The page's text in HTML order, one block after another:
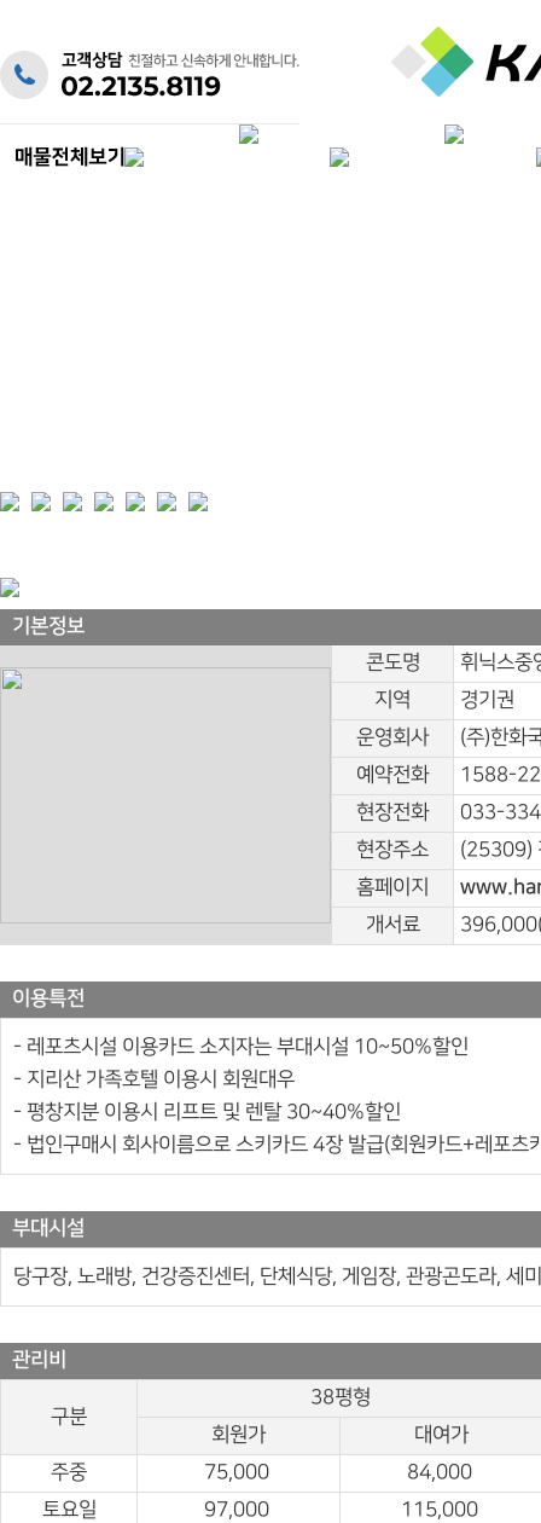
기본정보
콘도명
휘닉스중
지역
경기권
운영회사
(주)한화
예약전화
1588-
현장전화
033-
현장주소
(25309)
홈페이지
개서료
396,000(
이용특전
- 레포츠시설 이용카드 소지자는 부대시설 10~50%할인
- 지리산 가족호텔 이용시 회원대우
- 평창지분 이용시 리프트 및 렌탈 30~40%할인
- 법인구매시 회사이름으로 스키카드 4장 발급(회원카드+레포츠
부대시설
당구장, 노래방, 건강증진센터, 단체식당, 게임장, 관광곤도라, 세
관리비
구분
38평형
회원가
대여가
주중
75,000
84,000
토요일
97,000
115,000